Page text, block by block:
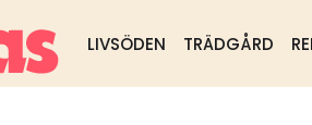
LIVSÖDEN TRÄDGÅRD